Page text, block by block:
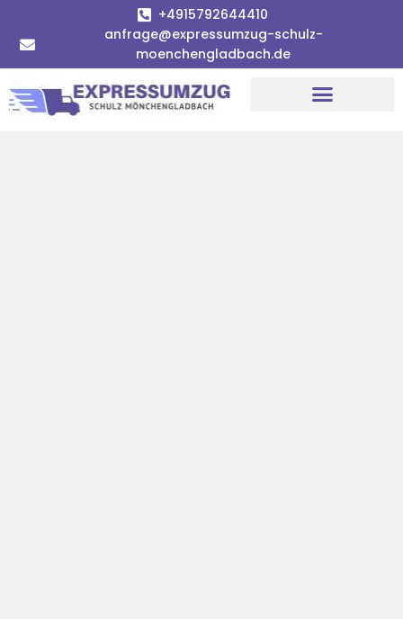
+4915792644410
anfrage@expressumzug-schulz-
moenchengladbach.de